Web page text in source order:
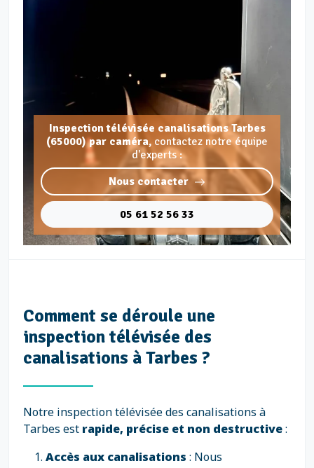
Inspection télévisée canalisations Tarbes
(65000) par caméra, contactez notre équipe
d'experts :
Nous contacter
05 61 52 56 33
Comment se déroule une
inspection télévisée des
canalisations à Tarbes ?
Notre inspection télévisée des canalisations à
Tarbes est rapide, précise et non destructive:
Accès aux canalisations : Nous